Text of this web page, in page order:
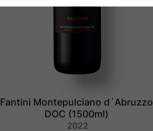
Fantini Montepulciano d´Abruzzo
DOC (1500ml)
2022